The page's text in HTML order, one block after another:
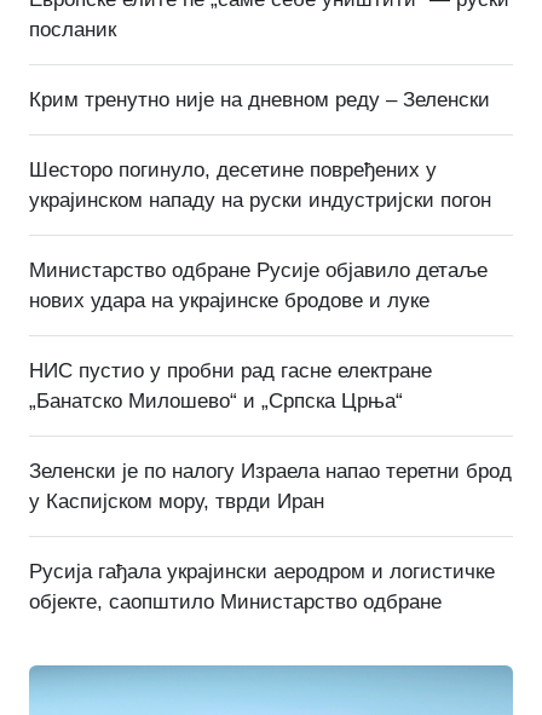
посланик
Крим тренутно није на дневном реду – Зеленски
Шесторо погинуло, десетине повређених у
украјинском нападу на руски индустријски погон
Министарство одбране Русије објавило детаље
нових удара на украјинске бродове и луке
НИС пустио у пробни рад гасне електране
„Банатско Милошево“ и „Српска Црња“
Зеленски је по налогу Израела напао теретни брод
у Каспијском мору, тврди Иран
Русија гађала украјински аеродром и логистичке
објекте, саопштило Министарство одбране